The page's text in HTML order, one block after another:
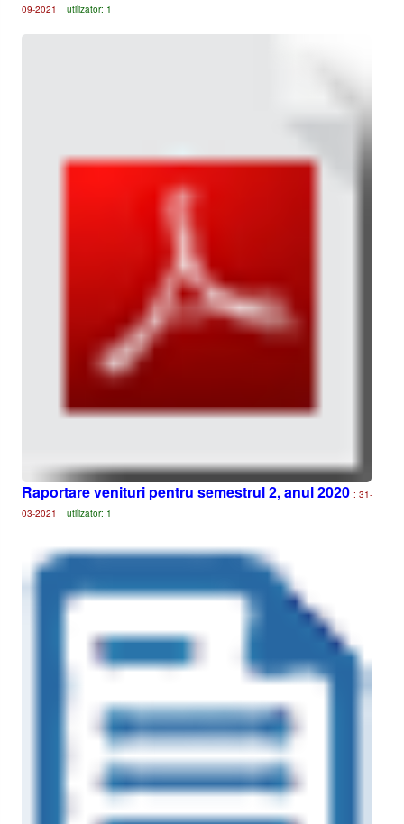
09-2021
utilizator: 1
Raportare venituri pentru semestrul 2, anul 2020 : 31-
03-2021
utilizator: 1